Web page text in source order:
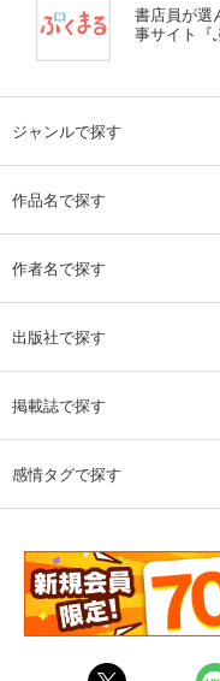
書店員が選
事サイト『
ジャンルで探す
作品名で探す
作者名で探す
出版社で探す
掲載誌で探す
感情タグで探す